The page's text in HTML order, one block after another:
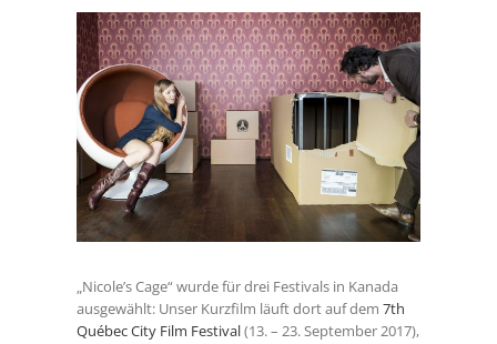
Zeige
grösseres
Bild
„Nicole’s Cage“ wurde für drei Festivals in Kanada
ausgewählt: Unser Kurzfilm läuft dort auf dem 7th
Québec City Film Festival(13. – 23. September 2017),